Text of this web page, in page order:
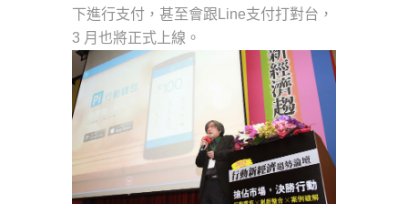
下進行支付，甚至會跟Line支付打對台，
3 月也將正式上線。